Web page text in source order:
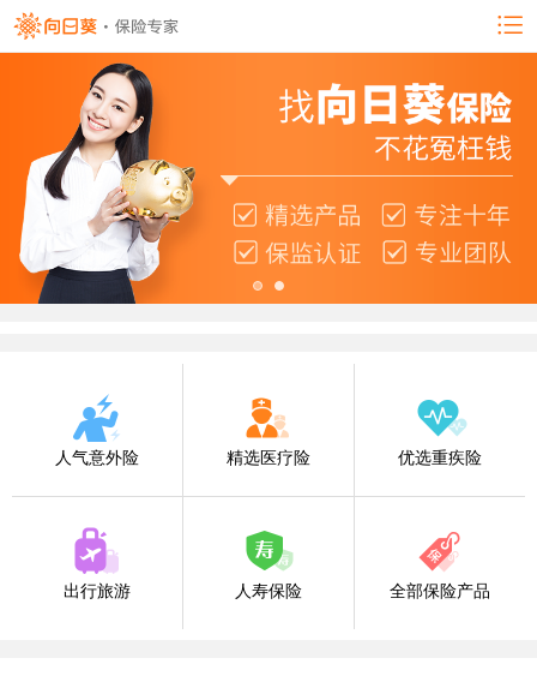
人气意外险 精选医疗险 优选重疾险
出行旅游 人寿保险 全部保险产品